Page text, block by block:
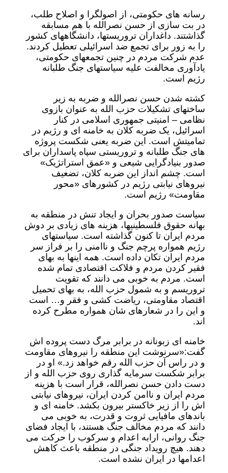
رسانه های حکومتی، از اصولگرا و اصلاح طلب،
در بت سازی از حسن نصرالله با هم مسابقه
گذاشتند. داغداران تروریستها، دانشگاههای کشور
را به زور برای تجمع ضد اسرائیلی تعطیل کردند.
عدم شرکت مردم در چنین تجمعهای حکومتی،
یادآوری مخالفت علیه سیاستهای جنگ طلبانه
رژیم است.
کشته شدن حسن نصرالله و ضربه به زیر
ساختهای تشکیلات حزب الله به عنوان بازوی
نظامی – امنیتی جمهوری اسلامی در کنار
اسرائیل، یک ضربه کلان به خامنه ای و رژیم در
تمامیتش است. این ضربه یعنی شکست پروژه
های جنگ طلبانه و تروریستی سپاه پاسداران برای
صدور بنیادگرایی شیعی و «عمق استراتژیک»
است. چشم انداز این ضربه کلان، تضعیف
نیروهای نیابتی رژیم در کشورهای «محور
مقاومت» رژیم است.
سیاست صدور بحران و ایجاد تنش در منطقه به
بهانه حقوق فلسطینیها، هزینه های زیادی بر دوش
مردم ایران تا کنون گذاشته است. سیاستهای
رژیم همواره پرچم جنگ و ناامنی را بر فراز سر
مردم ایران تکان داده است. همه اینها به بهای
فقیر کردن مردم و فلاکت اقتصادی تمام شده
است. مردم به خوبی می دانند که تقویت
تروریسم و به شمول حزب الله، به بهای تحمیل
اقتصاد مقاومتی، ریاضت کشی و فقر و… است
و این را در شعارهای شان همواره مطرح کرده
اند.
خامنه ای زبونانه در برابر مرگ دست پروده اش
گفت:«سرنوشت این منطقه را نیروهای مقاومت
و در راس آن حزب الله رقم خواهد زد.» او در
برابر شکست سرمایه گذاری روی حزب الله و از
دست دادن حسن نصرالله، قرار است با هزینه
مردم ایران و ناامن کردن ایران، نیروهای نیابتی
اش را از زیر خاکستر بیرون بکشد. خامنه ای و
باندهای مافیایی ثروت و قدرت، به خوبی می
دانند که مردم مخالف جنگ هستند، با ایجاد فضای
جنگ روانی، ارابه اعدام و سرکوب را حرکت می
دهند. هیچ رویداد جنگی در منطقه باعث کاهش
اعدامها در ایران نشده است.